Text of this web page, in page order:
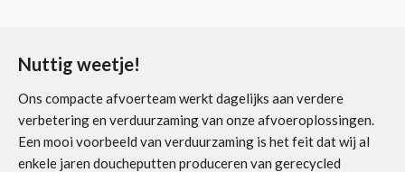
Nuttig weetje!
Ons compacte afvoerteam werkt dagelijks aan verdere
verbetering en verduurzaming van onze afvoeroplossingen.
Een mooi voorbeeld van verduurzaming is het feit dat wij al
enkele jaren doucheputten produceren van gerecycled